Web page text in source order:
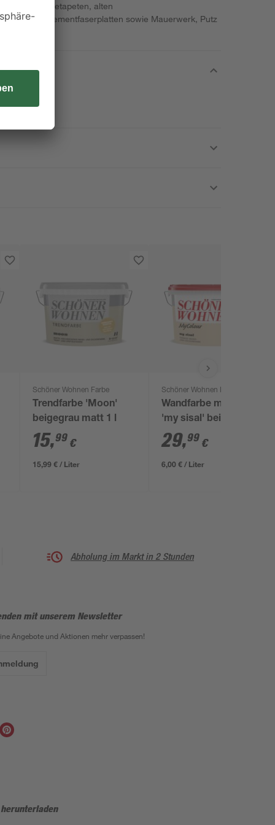
und Prägetapeten, alten
und Zementfaserplatten sowie Mauerwerk, Putz
Schöner Wohnen Farbe
Trendfarbe 'Moon'
beigegrau matt 1 l
15,99 €
15,99 € / Liter
Schöner Wohnen Farbe
Wandfarbe my colour
'my sisal' beige matt
5 l
29,99 €
6,00 € / Liter
Abholung im Markt in 2 Stunden
mit unserem Newsletter
Angebote und Aktionen mehr verpassen!